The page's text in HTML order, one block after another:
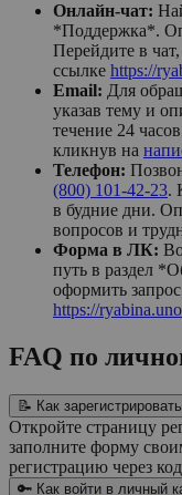
Онлайн-чат:
*Поддержка*.
Перейдите в
ссылке https://
Email: Для
указав тему и
течение 24
кликнув на
Телефон:
(800) 101-42-23.
в будние дни.
вопросов и
Форма в ЛК:
путь в раздел
оформить
https://ryabina.uno
FAQ по
📝 Как
Откройте страницу
заполните форму
регистрацию через
🔑 Как войти в личный